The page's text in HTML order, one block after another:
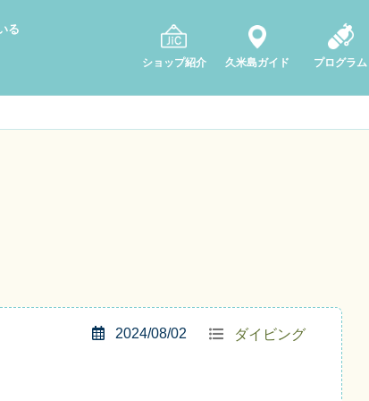
る
ショップ紹介 久米島ガイド プログラム
ダイビング
2024/08/02